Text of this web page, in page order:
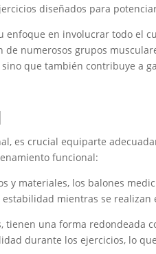
diseñados para
enfoque en involucrar todo el
numerosos grupos
que también contribuye a
es crucial equiparte
funcional:
y materiales, los balones
mientras se realizan
tienen una forma redondeada
durante los ejercicios, lo